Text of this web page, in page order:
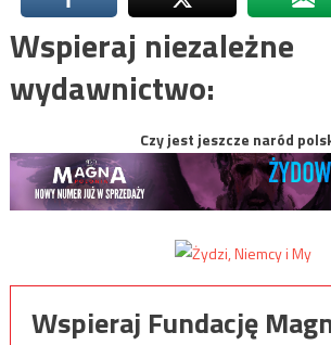
Wspieraj niezależne
wydawnictwo:
Czy jest jeszcze naród
Wspieraj Fundację